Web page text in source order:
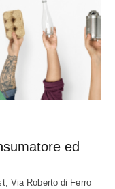
ed
Via Roberto di Ferro